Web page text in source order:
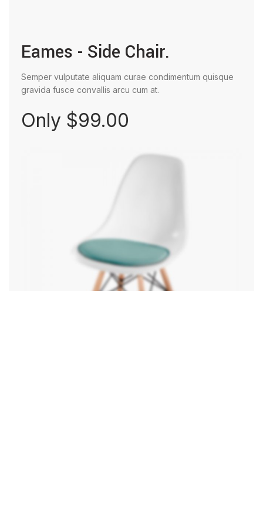
Eames - Side Chair.
Semper vulputate aliquam curae condimentum quisque
gravida fusce convallis arcu cum at.
Only $99.00